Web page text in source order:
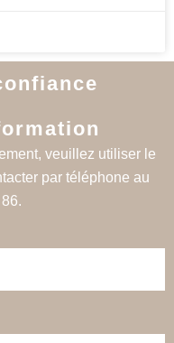
veuillez utiliser le
par téléphone au